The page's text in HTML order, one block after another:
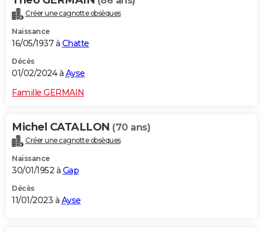
Créer une cagnotte obsèques
Naissance
16/05/1937 à Chatte
Décès
01/02/2024 à Ayse
Famille GERMAIN
Michel CATALLON (70 ans)
Créer une cagnotte obsèques
Naissance
30/01/1952 à Gap
Décès
11/01/2023 à Ayse